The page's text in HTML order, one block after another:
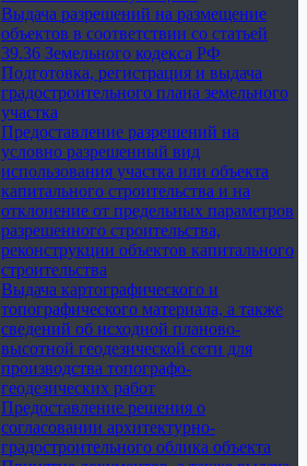
Выдача разрешений на размещение
объектов в соответствии со статьей
39.36 Земельного кодекса РФ
Подготовка, регистрация и выдача
градостроительного плана земельного
участка
Предоставление разрешений на
условно разрешенный вид
использования участка или объекта
капитального строительства и на
отклонение от предельных параметров
разрешенного строительства,
реконструкции объектов капитального
строительства
Выдача картографического и
топографического материала, а также
сведений об исходной планово-
высотной геодезической сети для
производства топографо-
геодезических работ
Предоставление решения о
согласовании архитектурно-
градостроительного облика объекта